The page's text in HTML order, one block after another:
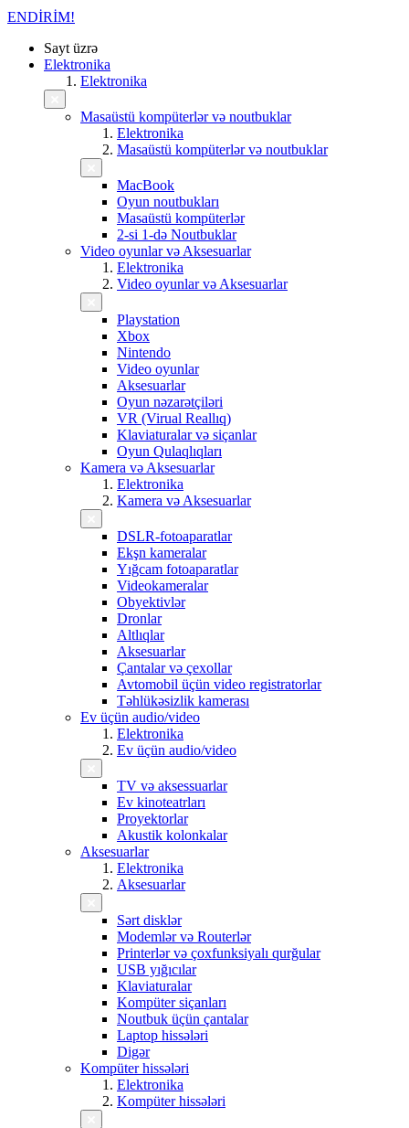
ENDİRİM!
Sayt üzrə
Elektronika
Elektronika
Masaüstü kompüterlər və noutbuklar
Elektronika
Masaüstü kompüterlər və noutbuklar
MacBook
Oyun noutbukları
Masaüstü kompüterlər
2-si 1-də Noutbuklar
Video oyunlar və Aksesuarlar
Elektronika
Video oyunlar və Aksesuarlar
Playstation
Xbox
Nintendo
Video oyunlar
Aksesuarlar
Oyun nəzarətçiləri
VR (Virual Reallıq)
Klaviaturalar və siçanlar
Oyun Qulaqlıqları
Kamera və Aksesuarlar
Elektronika
Kamera və Aksesuarlar
DSLR-fotoaparatlar
Ekşn kameralar
Yığcam fotoaparatlar
Videokameralar
Obyektivlər
Dronlar
Altlıqlar
Aksesuarlar
Çantalar və çexollar
Avtomobil üçün video registratorlar
Təhlükəsizlik kamerası
Ev üçün audio/video
Elektronika
Ev üçün audio/video
TV və aksessuarlar
Ev kinoteatrları
Proyektorlar
Akustik kolonkalar
Aksesuarlar
Elektronika
Aksesuarlar
Sərt disklər
Modemlər və Routerlər
Printerlər və çoxfunksiyalı qurğular
USB yığıcılar
Klaviaturalar
Kompüter siçanları
Noutbuk üçün çantalar
Laptop hissələri
Digər
Kompüter hissələri
Elektronika
Kompüter hissələri